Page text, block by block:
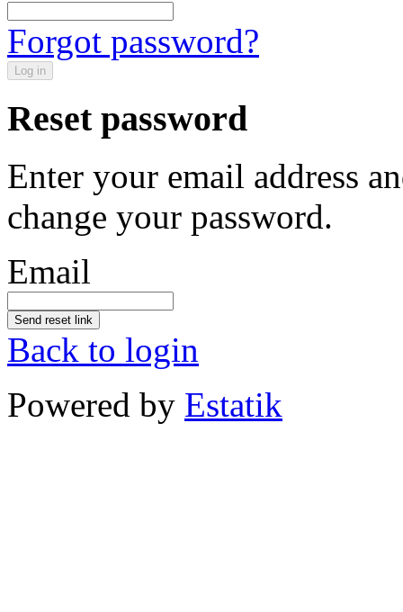
Forgot password?
Log in
Reset password
Enter your email address
change your password.
Email
Send reset link
Back to login
Powered by Estatik